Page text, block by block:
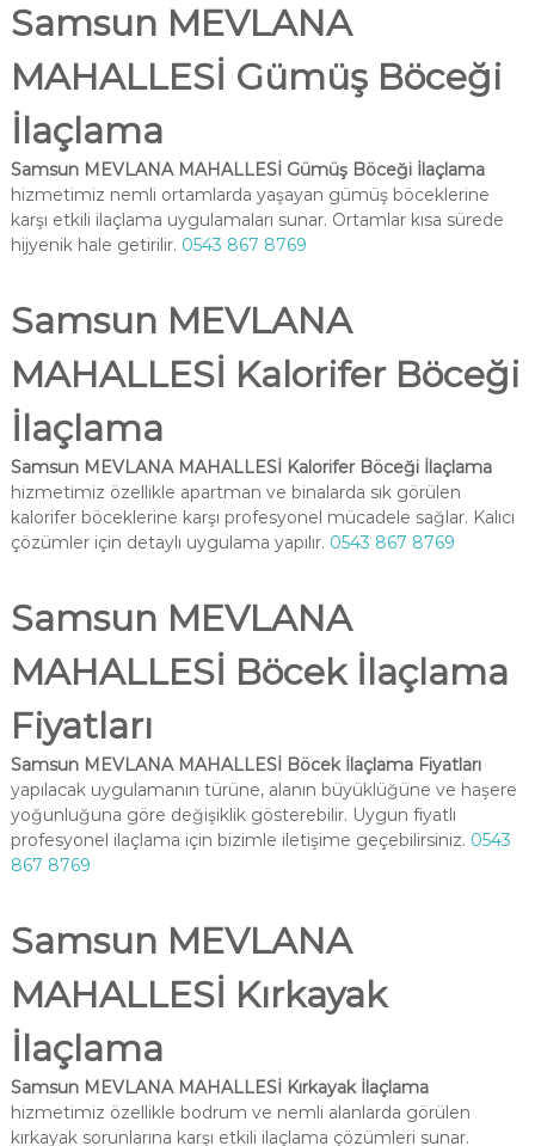
Samsun MEVLANA
MAHALLESİ Gümüş Böceği
İlaçlama
Samsun MEVLANA MAHALLESİ Gümüş Böceği İlaçlama
hizmetimiz nemli ortamlarda yaşayan gümüş böceklerine
karşı etkili ilaçlama uygulamaları sunar. Ortamlar kısa sürede
hijyenik hale getirilir. 0543 867 8769
Samsun MEVLANA
MAHALLESİ Kalorifer Böceği
İlaçlama
Samsun MEVLANA MAHALLESİ Kalorifer Böceği İlaçlama
hizmetimiz özellikle apartman ve binalarda sık görülen
kalorifer böceklerine karşı profesyonel mücadele sağlar. Kalıcı
çözümler için detaylı uygulama yapılır. 0543 867 8769
Samsun MEVLANA
MAHALLESİ Böcek İlaçlama
Fiyatları
Samsun MEVLANA MAHALLESİ Böcek İlaçlama Fiyatları
yapılacak uygulamanın türüne, alanın büyüklüğüne ve haşere
yoğunluğuna göre değişiklik gösterebilir. Uygun fiyatlı
profesyonel ilaçlama için bizimle iletişime geçebilirsiniz. 0543
867 8769
Samsun MEVLANA
MAHALLESİ Kırkayak
İlaçlama
Samsun MEVLANA MAHALLESİ Kırkayak İlaçlama
hizmetimiz özellikle bodrum ve nemli alanlarda görülen
kırkayak sorunlarına karşı etkili ilaçlama çözümleri sunar.